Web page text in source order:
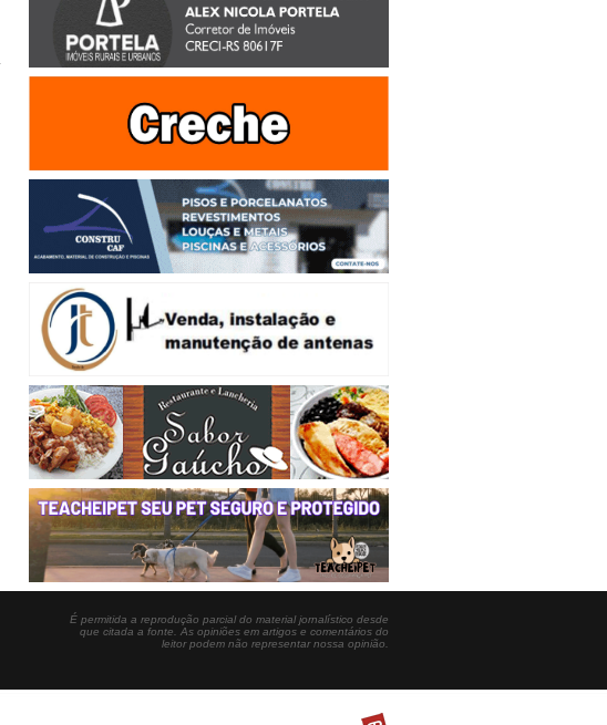
É permitida a reprodução parcial do material jornalístico desde
que citada a fonte. As opiniões em artigos e comentários do
leitor podem não representar nossa opinião.